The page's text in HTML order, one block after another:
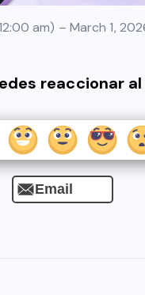
am) – March 1,
reaccionar
Email